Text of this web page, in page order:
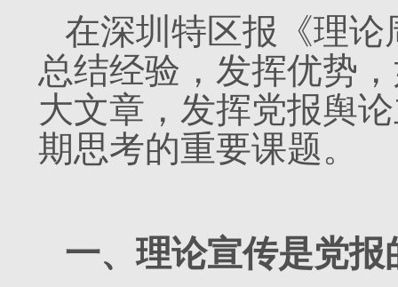
在深圳特区报《理论
总结经验，发挥优势
大文章，发挥党报舆
期思考的重要课题。
一、理论宣传是党报